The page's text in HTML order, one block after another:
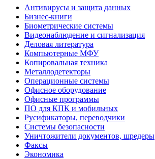
Антивирусы и защита данных
Бизнес-книги
Биометрические системы
Видеонаблюдение и сигнализация
Деловая литература
Компьютерные МФУ
Копировальная техника
Металлодетекторы
Операционные системы
Офисное оборудование
Офисные программы
ПО для КПК и мобильных
Русификаторы, переводчики
Системы безопасности
Уничтожители документов, шредеры
Факсы
Экономика